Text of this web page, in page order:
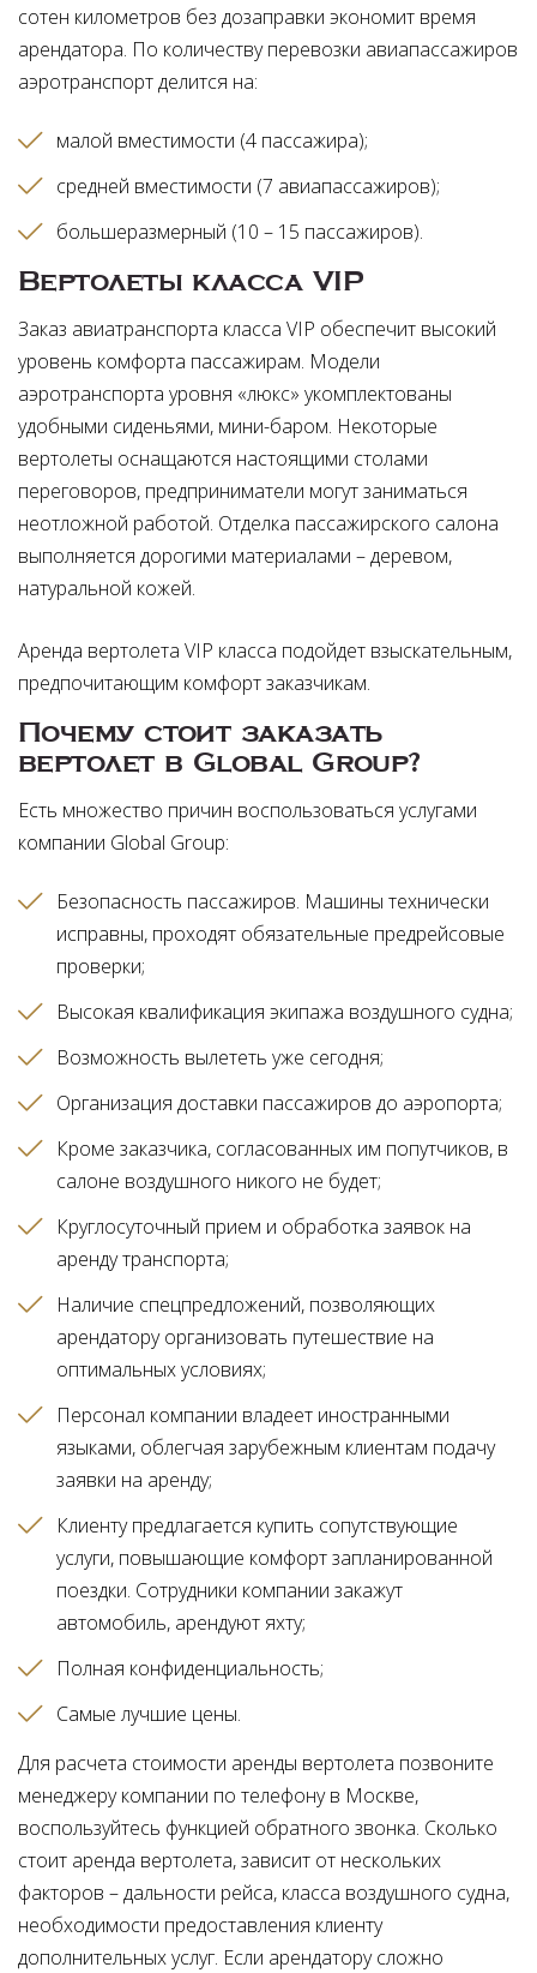
сотен километров без дозаправки экономит время
арендатора. По количеству перевозки авиапассажиров
аэротранспорт делится на:
малой вместимости (4 пассажира)
средней вместимости (7 авиапассажиров)
большеразмерный (10 – 15 пассажиров)
Вертолеты класса VIP
Заказ авиатранспорта класса VIP обеспечит высокий
уровень комфорта пассажирам. Модели
аэротранспорта уровня «люкс» укомплектованы
удобными сиденьями, мини-баром. Некоторые
вертолеты оснащаются настоящими столами
переговоров, предприниматели могут заниматься
неотложной работой. Отделка пассажирского салона
выполняется дорогими материалами – деревом,
натуральной кожей.
Аренда вертолета VIP класса подойдет взыскательным,
предпочитающим комфорт заказчикам.
Почему стоит заказать
вертолет в Global Group?
Есть множество причин воспользоваться услугами
компании Global Group:
Безопасность пассажиров. Машины технически
исправны, проходят обязательные предрейсовые
проверки
Высокая квалификация экипажа воздушного судна
Возможность вылететь уже сегодня
Организация доставки пассажиров до аэропорта
Кроме заказчика, согласованных им попутчиков, в
салоне воздушного никого не будет
Круглосуточный прием и обработка заявок на
аренду транспорта
Наличие спецпредложений, позволяющих
арендатору организовать путешествие на
оптимальных условиях
Персонал компании владеет иностранными
языками, облегчая зарубежным клиентам подачу
заявки на аренду
Клиенту предлагается купить сопутствующие
услуги, повышающие комфорт запланированной
поездки. Сотрудники компании закажут
автомобиль, арендуют яхту
Полная конфиденциальность
Самые лучшие цены
Для расчета стоимости аренды вертолета позвоните
менеджеру компании по телефону в Москве,
воспользуйтесь функцией обратного звонка. Сколько
стоит аренда вертолета, зависит от нескольких
факторов – дальности рейса, класса воздушного судна,
необходимости предоставления клиенту
дополнительных услуг. Если арендатору сложно